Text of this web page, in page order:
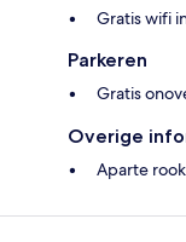
Gratis wifi
Parkeren
Gratis
Overige
Aparte